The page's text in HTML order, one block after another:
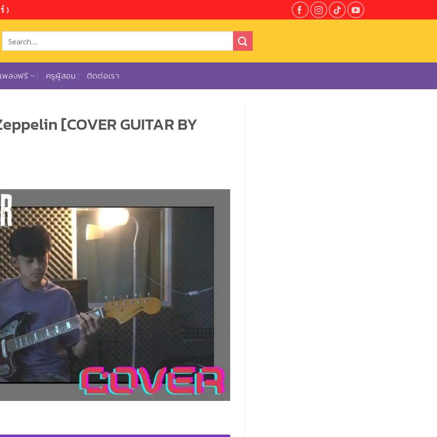
)
พลงฟรี ครูผู้สอน ติดต่อเรา
[COVER GUITAR BY